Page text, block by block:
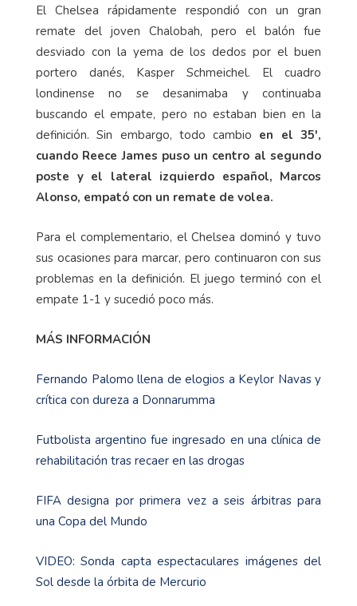
El Chelsea rápidamente respondió con un gran
remate del joven Chalobah, pero el balón fue
desviado con la yema de los dedos por el buen
portero danés, Kasper Schmeichel. El cuadro
londinense no se desanimaba y continuaba
buscando el empate, pero no estaban bien en la
definición. Sin embargo, todo cambio en el 35',
cuando Reece James puso un centro al segundo
poste y el lateral izquierdo español, Marcos
Alonso, empató con un remate de volea.
Para el complementario, el Chelsea dominó y tuvo
sus ocasiones para marcar, pero continuaron con sus
problemas en la definición. El juego terminó con el
empate 1-1 y sucedió poco más.
MÁS INFORMACIÓN
Fernando Palomo llena de elogios a Keylor Navas y
crítica con dureza a Donnarumma
Futbolista argentino fue ingresado en una clínica de
rehabilitación tras recaer en las drogas
FIFA designa por primera vez a seis árbitras para
una Copa del Mundo
VIDEO: Sonda capta espectaculares imágenes del
Sol desde la órbita de Mercurio